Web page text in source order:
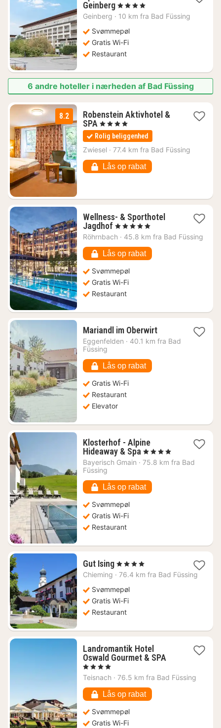
Geinberg1
nat
1895
kr.
, 4 Stjerner
Geinberg · 10 km fra Bad Füssing
Svømmepøl
Gratis Wi-Fi
Restaurant
6 andre hoteller i nærheden af Bad Füssing
8.2
Robenstein Aktivhotel &
SPA 1
nat
fra
988
kr.
, 4 Stjerner
Rolig beliggenhed
Zwiesel · 77.4 km fra Bad Füssing
Lås op rabat
Wellness- & Sporthotel
Jagdhof 1
nat
3910
kr.
, 5 Stjerner
Röhrnbach · 45.8 km fra Bad Füssing
Lås op rabat
Svømmepøl
Gratis Wi-Fi
Restaurant
Mariandl im Oberwirt1
nat
Eggenfelden · 40.1 km fra Bad
Füssing
Lås op rabat
Gratis Wi-Fi
Restaurant
Elevator
Klosterhof - Alpine
Hideaway & Spa 1
nat
kr.
, 4 Stjerner
Bayerisch Gmain · 75.8 km fra Bad
Füssing
Lås op rabat
Svømmepøl
Gratis Wi-Fi
Restaurant
Gut Ising1
nat
2270
kr.
, 4 Stjerner
Chieming · 76.4 km fra Bad Füssing
Svømmepøl
Gratis Wi-Fi
Restaurant
Landromantik Hotel
Oswald Gourmet & SPA1
fra
, 4 Stjerner
Teisnach · 76.5 km fra Bad Füssing
Lås op rabat
Svømmepøl
Gratis Wi-Fi